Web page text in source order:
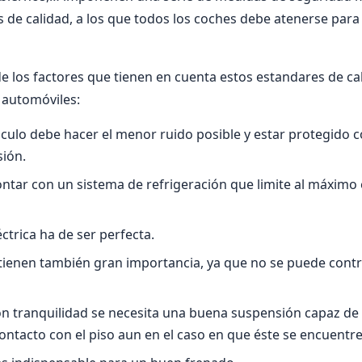
de calidad, a los que todos los coches debe atenerse
los factores que tienen en cuenta estos estandares de
debe hacer el menor ruido posible y estar protegido
con un sistema de refrigeración que limite al máximo
ha de ser perfecta.
también gran importancia, ya que no se puede
tranquilidad se necesita una buena suspensión capaz
con el piso aun en el caso en que éste se